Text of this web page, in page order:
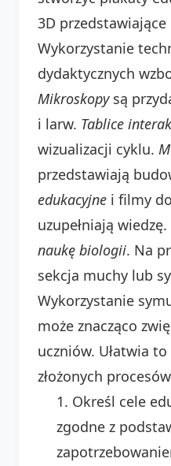
3D
Wykorzystanie
dydaktycznych
Mikroskopysą
i larw. Tablice
wizualizacji cyklu.
przedstawiają
edukacyjne i filmy
uzupełniają
naukę biologii. Na
sekcja muchy lub
Wykorzystanie
może znacząco
uczniów. Ułatwia
złożonych
Określ cele
zgodne z